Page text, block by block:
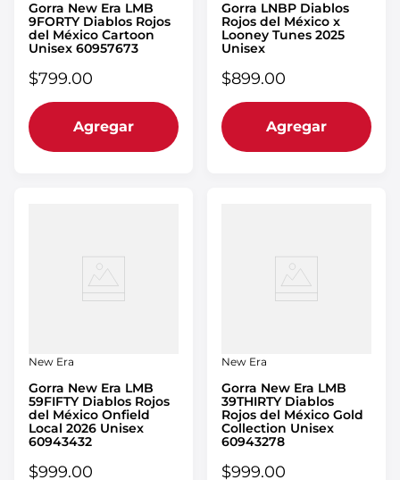
Gorra New Era LMB
9FORTY Diablos Rojos
del México Cartoon
Unisex 60957673
$799.00
Agregar
Gorra LNBP Diablos
Rojos del México x
Looney Tunes 2025
Unisex
$899.00
Agregar
New Era
Gorra New Era LMB
59FIFTY Diablos Rojos
del México Onfield
Local 2026 Unisex
60943432
$999.00
New Era
Gorra New Era LMB
39THIRTY Diablos
Rojos del México Gold
Collection Unisex
60943278
$999.00